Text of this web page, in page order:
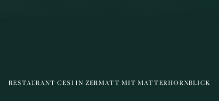
RESTAURANT CESI IN ZERMATT MIT MATTERHORNBLICK